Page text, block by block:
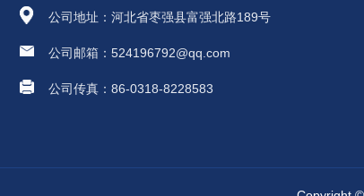
公司地址：河北省枣强县富强北路189号
公司邮箱：524196792@qq.com
公司传真：86-0318-8228583